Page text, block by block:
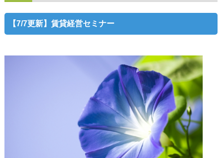
【7/7更新】 賃貸経営セミナー